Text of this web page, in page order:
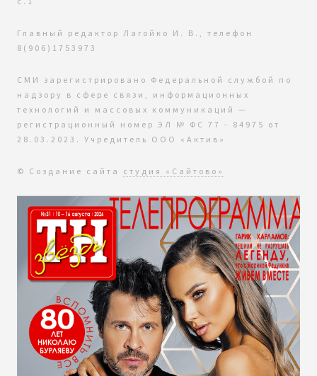
Главный редактор Лагойко И. В., телефон
8(906)1753973
СМИ зарегистрировано Федеральной службой по
надзору в сфере связи, информационных
технологий и массовых коммуникаций —
регистрационный номер ЭЛ № ФС 77 - 84975 от
28.03.2023. Учредитель ООО «Актив»
© Создание сайта студия «Сайтово»